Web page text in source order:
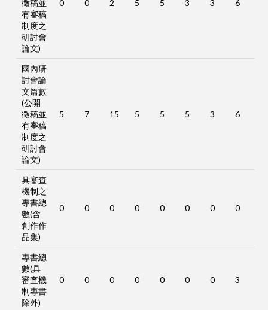
徵稿並
有審稿
制度之
研討會
論文)
0 0 2 5 5 3 3 6
國內研
討會論
文篇數
(公開
徵稿並
有審稿
制度之
研討會
論文)
5 7 15 5 5 5 3 6
具審查
機制之
專書總
數(含
創作作
品集)
0 0 0 0 0 0 0 0
專書總
數(具
審查機
制專書
除外)
0 0 0 0 0 0 0 3